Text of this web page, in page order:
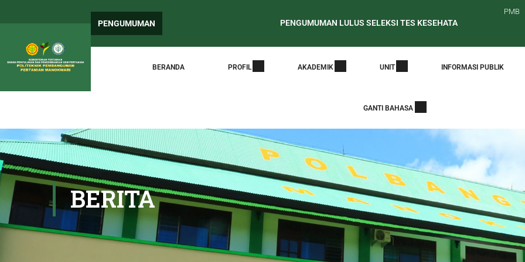
PENGUMUMAN PENGUMUMAN LULUS SELEKSI TES KESEHATAN CALON MAHASISWA
Surat Edaran Periode Awal Pelaporan PDDikti PENELUSURAN
PMB
BERANDA PROFIL AKADEMIK UNIT INFORMASI PUBLIK
GANTI BAHASA
BERITA